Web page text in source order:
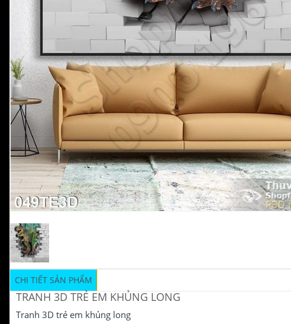
CHI TIẾT SẢN PHẨM
TRANH 3D TRẺ EM KHỦNG LONG
Tranh 3D trẻ em khủng long